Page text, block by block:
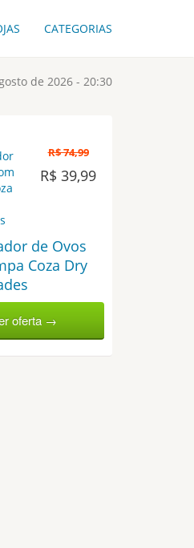
CATEGORIAS
de 2026 - 20:30
R$ 74,99
R$ 39,99
de Ovos
Coza Dry
oferta →